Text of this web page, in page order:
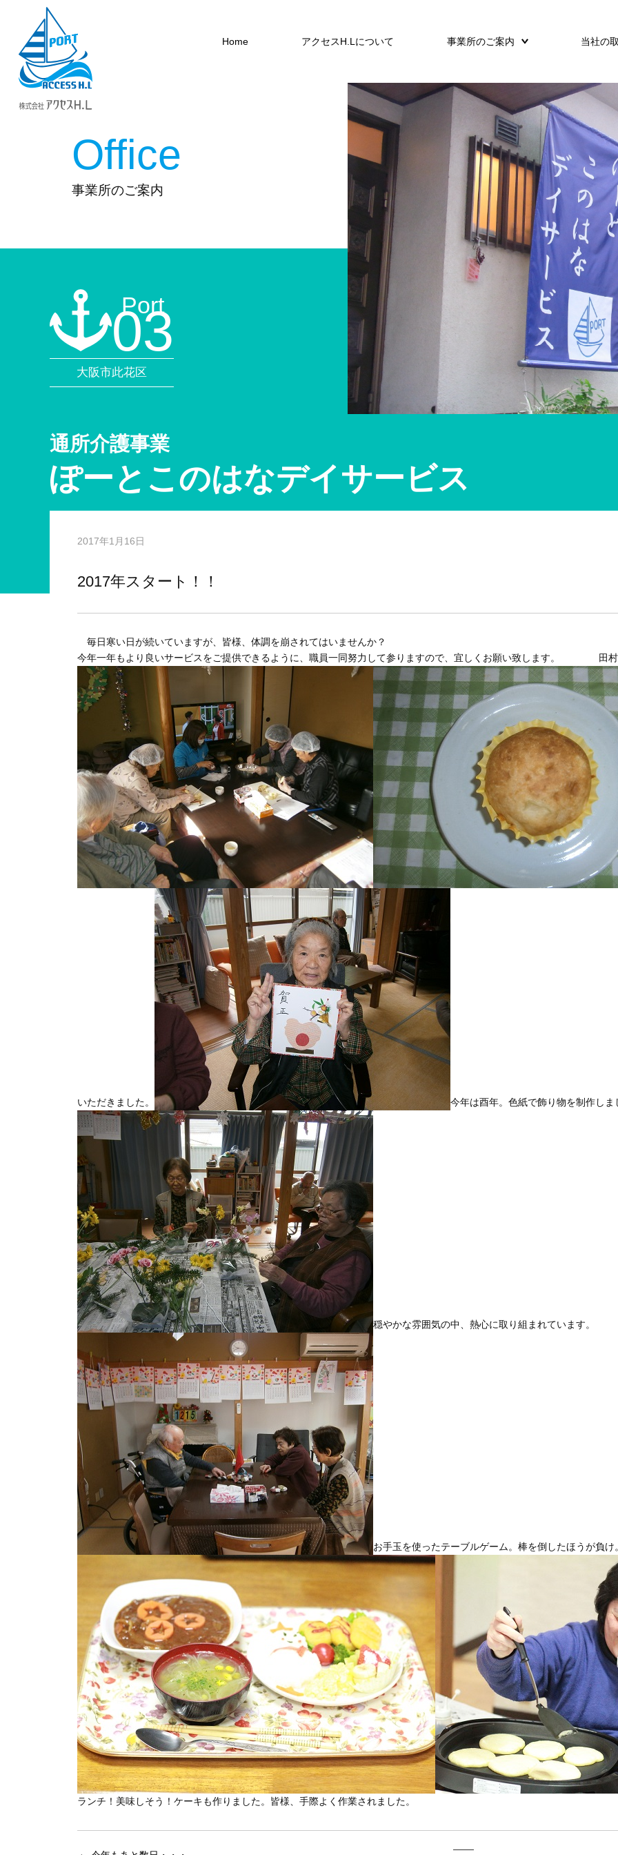
Home アクセスH.Lについて 事業所のご案内 当社の
Office
事業所のご案内
Port
03
大阪市此花区
通所介護事業
ぽーとこのはなデイサービス
2017年1月16日
2017年スタート！！
毎日寒い日が続いていますが、皆様、体調を崩されてはいませんか？
今年一年もより良いサービスをご提供できるように、職員一同努力して参りますので、宜しくお願い致します。 田村
いただきました。 今年は酉年。色紙で飾り物を制作しま
穏やかな雰囲気の中、熱心に取り組まれています。
お手玉を使ったテーブルゲーム。棒を倒したほうが負
ランチ！美味しそう！ケーキも作りました。皆様、手際よく作業されました。